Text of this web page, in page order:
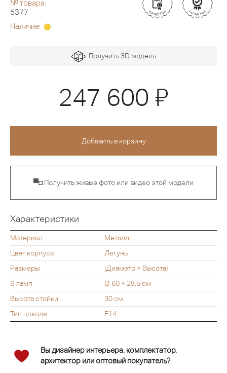
№ товара:
5377
Наличие:
Получить 3D модель
247 600 Я
▀◘ Получить живые фото или видео этой модели
Характеристики
Материал
Металл
Цвет корпуса
Латунь
Размеры
(Диаметр × Высота)
6 ламп
Ø 60 × 29,5 см
Высота стойки
30 см
Тип цоколя
E14
Вы дизайнер интерьера, комплектатор,
архитектор или оптовый покупатель?